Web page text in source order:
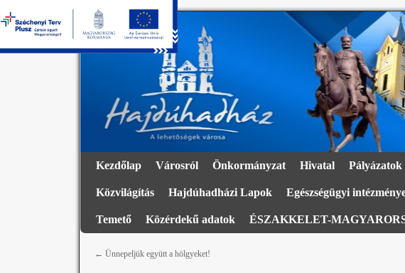
Kezdőlap Városról Önkormányzat Hivatal Pályázatok
Közvilágítás Hajdúhadházi Lapok Egészségügyi
Temető Közérdekű adatok ÉSZAKKELET-
← Ünnepeljük együtt a hölgyeket!